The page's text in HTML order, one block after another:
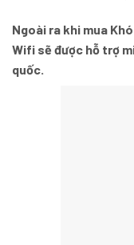
Ngoài ra khi mua
Wifi sẽ được hỗ trợ
quốc.